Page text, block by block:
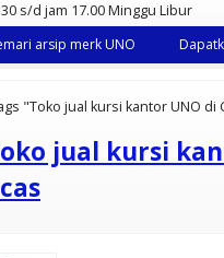
s/d jam 17.00 Minggu Libur
arsip merk UNO
"Toko jual kursi kantor UNO di
jual kursi